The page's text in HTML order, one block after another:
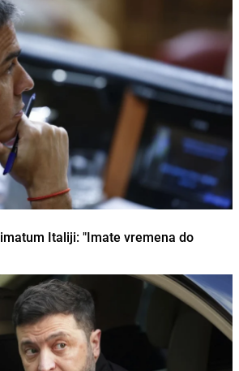
Italiji: "Imate vremena do